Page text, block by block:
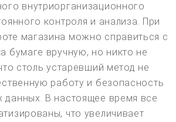
внутриорганизационного
контроля и анализа. При
магазина можно справиться с
бумаге вручную, но никто не
столь устаревший метод не
работу и безопасность
В настоящее время все
что увеличивает